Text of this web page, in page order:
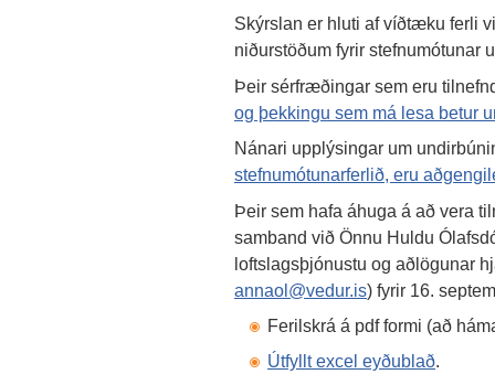
Skýrslan er hluti af víðtæku ferli
niðurstöðum fyrir stefnumótunar
Þeir sérfræðingar sem eru
og þekkingu sem má lesa betur
Nánari upplýsingar um
stefnumótunarferlið, eru
Þeir sem hafa áhuga á að vera
samband við Önnu Huldu
loftslagsþjónustu og aðlögunar
annaol@vedur.is) fyrir 16.
Ferilskrá á pdf formi (að
Útfyllt excel eyðublað.